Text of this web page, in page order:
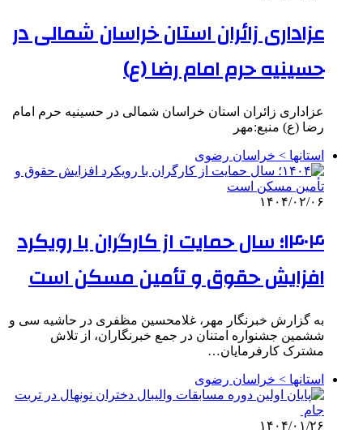
عزاداری زائران استان خراسان شمالی در
حسینیه حرم امام رضا (ع)
عزاداری زائران استان خراسان شمالی در حسینیه حرم امام
رضا (ع) منبع:مهر
استانها > خراسان رضوی
۱۴۰۴/۰۲/۰۶
۱۴۰۴؛ سال حمایت از کارگران با رویکرد
افزایش حقوق و تأمین مسکن است
به گزارش خبرنگار مهر، غلامحسین مظفری در حاشیه سی و
ششمین جشنواره امتنان در جمع خبرنگاران، از تلاش
مشترک کارفرمایان…
استانها > خراسان رضوی
۱۴۰۴/۰۱/۲۶